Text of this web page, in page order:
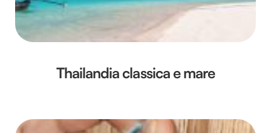
Thailandia classica e mare